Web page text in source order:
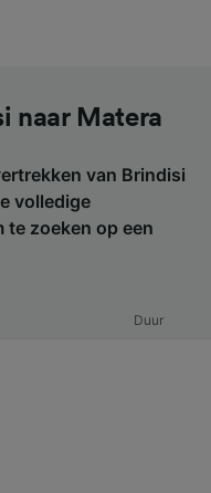
naar Matera
van Brindisi
volledige
zoeken op een
Duur